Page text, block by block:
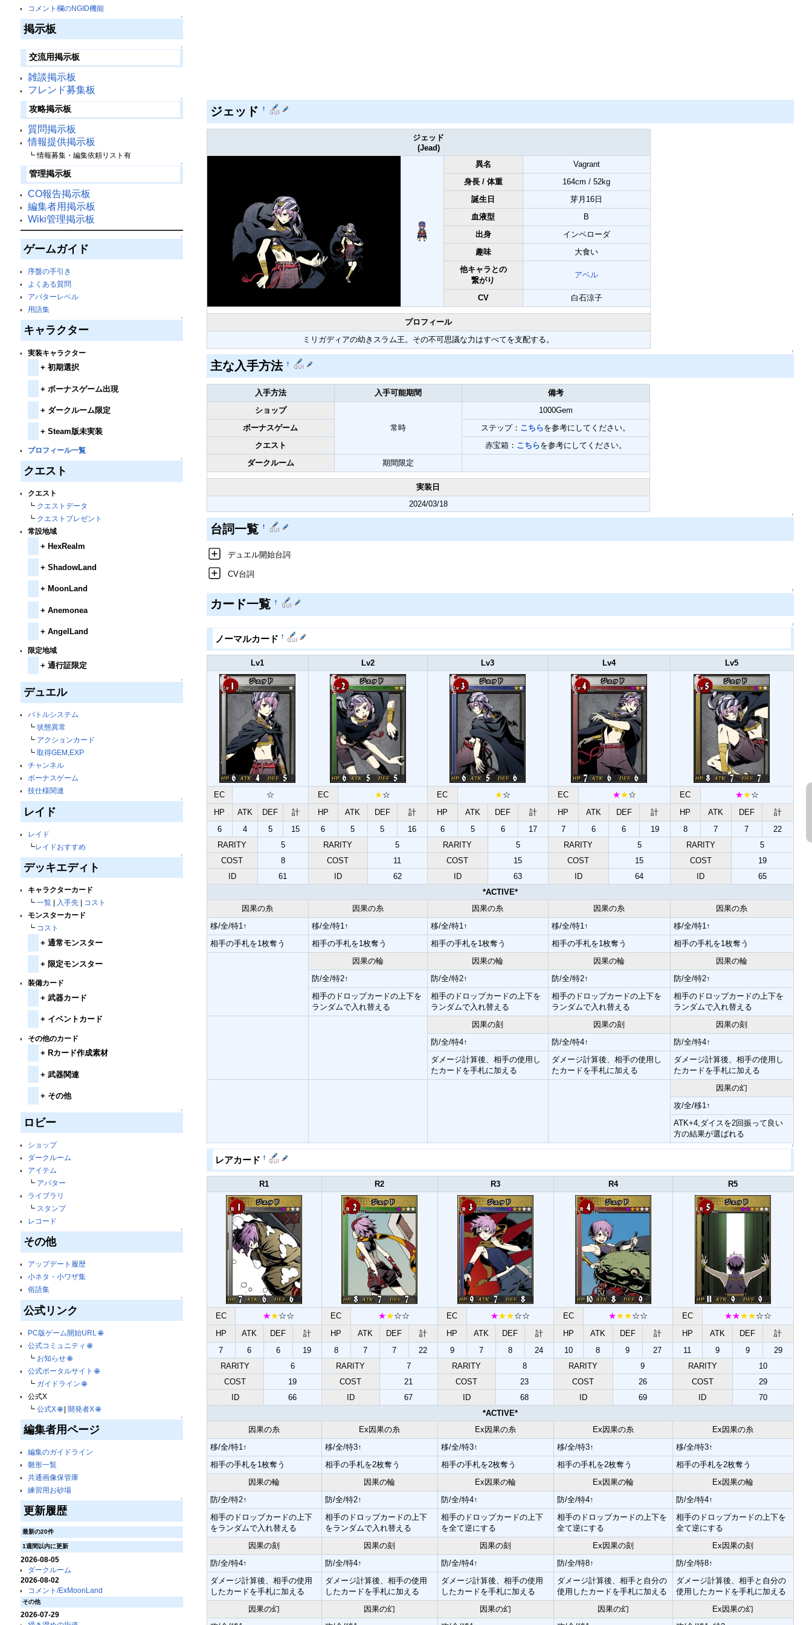
コメント欄のNGID機能
↑
掲示板
↑
交流用掲示板
雑談掲示板
フレンド募集板
↑
攻略掲示板
質問掲示板
情報提供掲示板
┗ 情報募集・編集依頼リスト有
↑
管理掲示板
CO報告掲示板
編集者用掲示板
Wiki管理掲示板
↑
ゲームガイド
序盤の手引き
よくある質問
アバターレベル
用語集
↑
キャラクター
実装キャラクター
+ 初期選択
+ ボーナスゲーム出現
+ ダークルーム限定
+ Steam版未実装
プロフィール一覧
↑
クエスト
クエスト
┗ クエストデータ
┗ クエストプレゼント
常設地域
+ HexRealm
+ ShadowLand
+ MoonLand
+ Anemonea
+ AngelLand
限定地域
+ 通行証限定
↑
デュエル
バトルシステム
┗ 状態異常
┗ アクションカード
┗ 取得GEM,EXP
チャンネル
ボーナスゲーム
技仕様関連
↑
レイド
レイド
┗レイドおすすめ
↑
デッキエディト
キャラクターカード
┗ 一覧| 入手先| コスト
モンスターカード
┗ コスト
+ 通常モンスター
+ 限定モンスター
装備カード
+ 武器カード
+ イベントカード
その他のカード
+ Rカード作成素材
+ 武器関連
+ その他
↑
ロビー
ショップ
ダークルーム
アイテム
┗ アバター
ライブラリ
┗ スタンプ
レコード
↑
その他
アップデート履歴
小ネタ・小ワザ集
俗語集
↑
公式リンク
PC版ゲーム開始URL 🌐
公式コミュニティ 🌐
┗ お知らせ🌐
公式ポータルサイト 🌐
┗ ガイドライン 🌐
公式X
┗ 公式X🌐| 開発者X🌐
↑
編集者用ページ
編集のガイドライン
雛形一覧
共通画像保管庫
練習用お砂場
↑
更新履歴
最新の20件
1週間以内に更新
2026-08-05
ダークルーム
2026-08-02
コメント/ExMoonLand
その他
2026-07-29
ジェッド †
ジェッド
(Jead)
異名
Vagrant
身長 / 体重
164cm / 52kg
誕生日
芽月16日
血液型
B
出身
インペローダ
趣味
大食い
他キャラとの
繋がり
アベル
CV 白石涼子
プロフィール
ミリガディアの幼きスラム王。その不可思議な力はすべてを支配する。
↑
主な入手方法 †
入手方法 入手可能期間
備考
ショップ
常時
1000Gem
ボーナスゲーム
ステップ： こちらを参考にしてください。
クエスト
赤宝箱： こちらを参考にしてください。
ダークルーム
期間限定
実装日
2024/03/18
↑
台詞一覧 †
デュエル開始台詞
CV台詞
↑
カード一覧 †
↑
ノーマルカード†
Lv1 Lv2 Lv3 Lv4 Lv5
EC ☆ EC ★☆ EC ★☆ EC ★★☆ EC ★★☆
HP
ATK DEF 計 HP ATK DEF 計 HP ATK DEF 計 HP ATK DEF 計 HP ATK DEF
計
6
4 5 15 6 5 5 16 6 5 6 17 7 6 6 19 8 7 7
22
RARITY
5 RARITY 5 RARITY 5 RARITY 5 RARITY
5
COST
8 COST 11 COST 15 COST 15 COST
19
ID
61 ID 62 ID 63 ID 64 ID
65
*ACTIVE*
因果の糸
因果の糸 因果の糸 因果の糸
因果の糸
移/全/特1↑
移/全/特1↑ 移/全/特1↑ 移/全/特1↑
移/全/特1↑
相手の手札を1枚奪う
相手の手札を1枚奪う 相手の手札を1枚奪う 相手の手札を1枚奪う
相手の手札を1枚奪う
因果の輪
因果の輪 因果の輪
因果の輪
防/全/特2↑
防/全/特2↑ 防/全/特2↑
防/全/特2↑
相手のドロップカードの上下を
ランダムで入れ替える
相手のドロップカードの上下を
ランダムで入れ替える
相手のドロップカードの上下を
ランダムで入れ替える
相手のドロップカードの上下を
ランダムで入れ替える
因果の刻
因果の刻
因果の刻
防/全/特4↑
防/全/特4↑
防/全/特4↑
ダメージ計算後、相手の使用し
たカードを手札に加える
ダメージ計算後、相手の使用し
たカードを手札に加える
ダメージ計算後、相手の使用し
たカードを手札に加える
因果の幻
攻/全/移1↑
ATK+4,ダイスを2回振って良い
方の結果が選ばれる
↑
レアカード†
R1 R2 R3 R4 R5
EC ★★☆☆ EC ★★☆☆ EC ★★★☆☆ EC ★★★☆☆ EC ★★★★☆☆
HP
ATK DEF 計 HP ATK DEF 計 HP ATK DEF 計 HP ATK DEF 計 HP ATK DEF
計
7
6 6 19 8 7 7 22 9 7 8 24 10 8 9 27 11 9 9
29
RARITY
6 RARITY 7 RARITY 8 RARITY 9 RARITY
10
COST
19 COST 21 COST 23 COST 26 COST
29
ID
66 ID 67 ID 68 ID 69 ID
70
*ACTIVE*
因果の糸
Ex因果の糸 Ex因果の糸 Ex因果の糸
Ex因果の糸
移/全/特1↑
移/全/特3↑ 移/全/特3↑ 移/全/特3↑
移/全/特3↑
相手の手札を1枚奪う
相手の手札を2枚奪う 相手の手札を2枚奪う 相手の手札を2枚奪う
相手の手札を2枚奪う
因果の輪
因果の輪 Ex因果の輪 Ex因果の輪
Ex因果の輪
防/全/特2↑
防/全/特2↑ 防/全/特4↑ 防/全/特4↑
防/全/特4↑
相手のドロップカードの上下
をランダムで入れ替える
相手のドロップカードの上下
をランダムで入れ替える
相手のドロップカードの上下
を全て逆にする
相手のドロップカードの上下を
全て逆にする
相手のドロップカードの上下を
全て逆にする
因果の刻
因果の刻 因果の刻 Ex因果の刻
Ex因果の刻
防/全/特4↑
防/全/特4↑ 防/全/特4↑ 防/全/特8↑
防/全/特8↑
ダメージ計算後、相手の使用
したカードを手札に加える
ダメージ計算後、相手の使用
したカードを手札に加える
ダメージ計算後、相手の使用
したカードを手札に加える
ダメージ計算後、相手と自分の
使用したカードを手札に加える
ダメージ計算後、相手と自分の
使用したカードを手札に加える
因果の幻
因果の幻 因果の幻 因果の幻
Ex因果の幻